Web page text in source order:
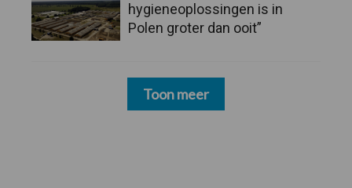
hygieneoplossingen is in
Polen groter dan ooit”
Toon meer